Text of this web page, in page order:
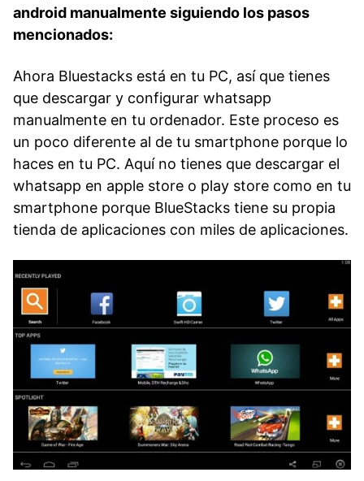
android manualmente siguiendo los pasos
mencionados:
Ahora Bluestacks está en tu PC, así que tienes
que descargar y configurar whatsapp
manualmente en tu ordenador. Este proceso es
un poco diferente al de tu smartphone porque lo
haces en tu PC. Aquí no tienes que descargar el
whatsapp en apple store o play store como en tu
smartphone porque BlueStacks tiene su propia
tienda de aplicaciones con miles de aplicaciones.